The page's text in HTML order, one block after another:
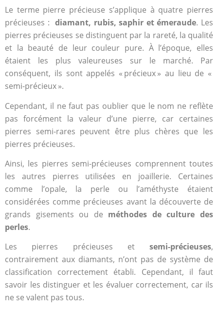
Le terme pierre précieuse s’applique à quatre pierres
précieuses : diamant, rubis, saphir et émeraude. Les
pierres précieuses se distinguent par la rareté, la qualité
et la beauté de leur couleur pure. À l’époque, elles
étaient les plus valeureuses sur le marché. Par
conséquent, ils sont appelés « précieux » au lieu de «
semi-précieux ».
Cependant, il ne faut pas oublier que le nom ne reflète
pas forcément la valeur d’une pierre, car certaines
pierres semi-rares peuvent être plus chères que les
pierres précieuses.
Ainsi, les pierres semi-précieuses comprennent toutes
les autres pierres utilisées en joaillerie. Certaines
comme l’opale, la perle ou l’améthyste étaient
considérées comme précieuses avant la découverte de
grands gisements ou de méthodes de culture des
perles.
Les pierres précieuses et semi-précieuses,
contrairement aux diamants, n’ont pas de système de
classification correctement établi. Cependant, il faut
savoir les distinguer et les évaluer correctement, car ils
ne se valent pas tous.